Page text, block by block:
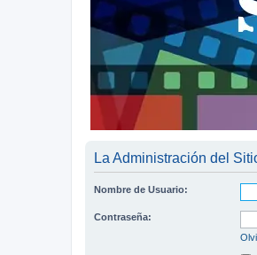
La Administración del
Nombre de Usuario:
Contraseña: